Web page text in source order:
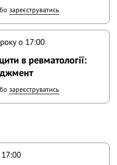
зареєструватись
o 17:00
в ревматології:
зареєструватись